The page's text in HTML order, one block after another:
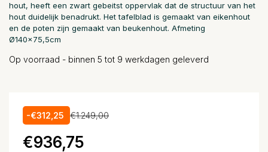
hout, heeft een zwart gebeitst oppervlak dat de structuur van het
hout duidelijk benadrukt. Het tafelblad is gemaakt van eikenhout
en de poten zijn gemaakt van beukenhout. Afmeting
Ø140x75,5cm
Op voorraad - binnen 5 tot 9 werkdagen geleverd
-€312,25 €1.249,00
€936,75